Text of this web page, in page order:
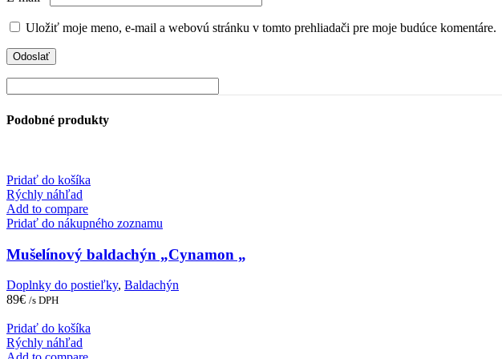
Uložiť moje meno, e-mail a webovú stránku v tomto prehliadači pre moje budúce komentáre.
Podobné produkty
Pridať do košíka
Rýchly náhľad
Add to compare
Pridať do nákupného zoznamu
Mušelínový baldachýn „Cynamon „
Doplnky do postieľky, Baldachýn
89€ /s DPH
Pridať do košíka
Rýchly náhľad